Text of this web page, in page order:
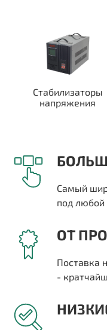
Стабилизаторы
напряжения
Самый
под
ОТ
Поставка
-